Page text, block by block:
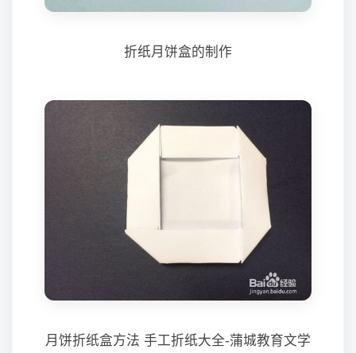
折纸月饼盒的制作
月饼折纸盒方法 手工折纸大全-蒲城教育文学